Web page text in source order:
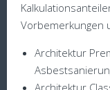
Vorbemerkungen
Architektur